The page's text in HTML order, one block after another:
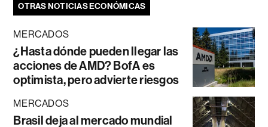
OTRAS NOTICIAS ECONÓMICAS
MERCADOS
¿Hasta dónde pueden llegar las
acciones de AMD? BofA es
optimista, pero advierte riesgos
MERCADOS
Brasil deja al mercado mundial